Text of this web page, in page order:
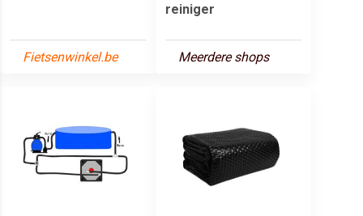
Fietsenwinkel.be
reiniger
Meerdere shops